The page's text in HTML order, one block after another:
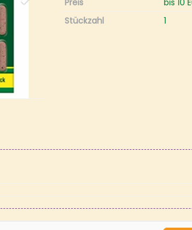
Preis
bis 10
Stückzahl
1